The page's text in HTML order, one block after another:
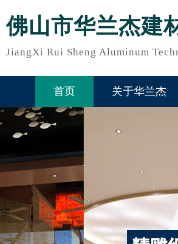
佛山市华兰杰建
JiangXi Rui Sheng Aluminum
首页 关于华兰杰